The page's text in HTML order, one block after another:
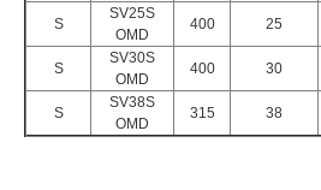
S
SV25S
OMD
400 25
S
SV30S
OMD
400 30
S
SV38S
OMD
315 38